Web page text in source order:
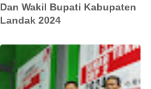
Dan Wakil Bupati Kabupaten
Landak 2024